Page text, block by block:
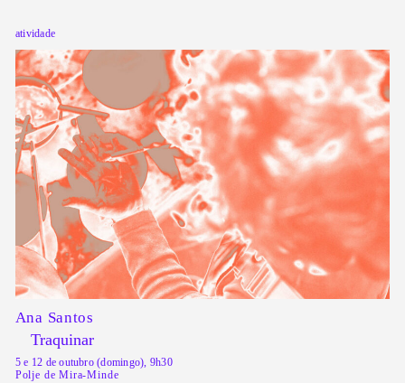
atividade
Ana Santos
Traquinar
5 e 12 de outubro (domingo), 9h30
Polje de Mira-Minde